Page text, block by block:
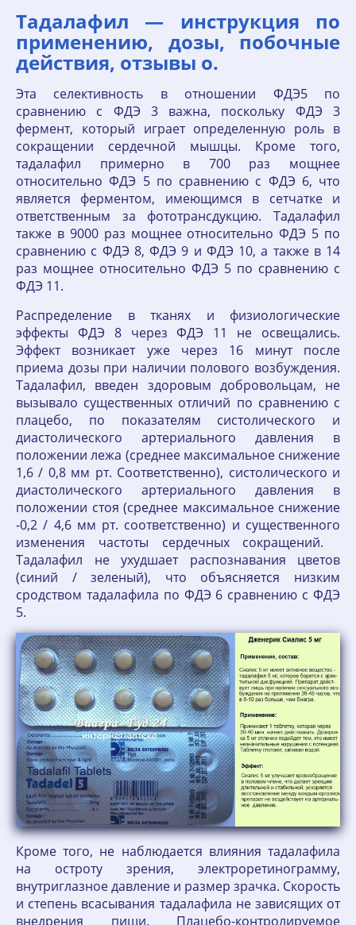
Тадалафил — инструкция по
применению, дозы, побочные
действия, отзывы о.
Эта селективность в отношении ФДЭ5 по
сравнению с ФДЭ 3 важна, поскольку ФДЭ 3
фермент, который играет определенную роль в
сокращении сердечной мышцы. Кроме того,
тадалафил примерно в 700 раз мощнее
относительно ФДЭ 5 по сравнению с ФДЭ 6, что
является ферментом, имеющимся в сетчатке и
ответственным за фототрансдукцию. Тадалафил
также в 9000 раз мощнее относительно ФДЭ 5 по
сравнению с ФДЭ 8, ФДЭ 9 и ФДЭ 10, а также в 14
раз мощнее относительно ФДЭ 5 по сравнению с
ФДЭ 11.
Распределение в тканях и физиологические
эффекты ФДЭ 8 через ФДЭ 11 не освещались.
Эффект возникает уже через 16 минут после
приема дозы при наличии полового возбуждения.
Тадалафил, введен здоровым добровольцам, не
вызывало существенных отличий по сравнению с
плацебо, по показателям систолического и
диастолического артериального давления в
положении лежа (среднее максимальное снижение
1,6 / 0,8 мм рт. Соответственно), систолического и
диастолического артериального давления в
положении стоя (среднее максимальное снижение
-0,2 / 4,6 мм рт. соответственно) и существенного
изменения частоты сердечных сокращений.
Тадалафил не ухудшает распознавания цветов
(синий / зеленый), что объясняется низким
сродством тадалафила по ФДЭ 6 сравнению с ФДЭ
5.
Кроме того, не наблюдается влияния тадалафила
на остроту зрения, электроретинограмму,
внутриглазное давление и размер зрачка. Скорость
и степень всасывания тадалафила не зависящих от
внедрения пищи. Плацебо-контролируемое